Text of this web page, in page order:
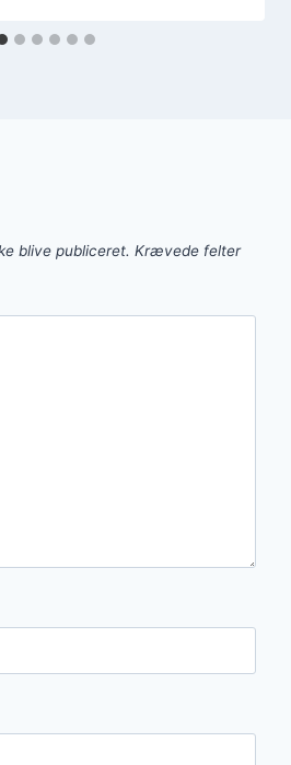
blive publiceret. Krævede felter